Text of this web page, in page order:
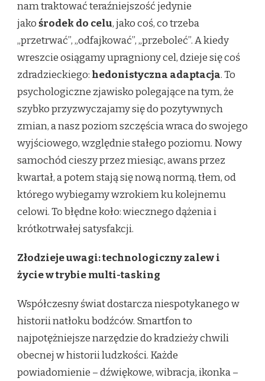
nam traktować teraźniejszość jedynie
jakośrodek do celu, jako coś, co trzeba
„przetrwać”, „odfajkować”, „przeboleć”. A kiedy
wreszcie osiągamy upragniony cel, dzieje się coś
zdradzieckiego: hedonistyczna adaptacja. To
psychologiczne zjawisko polegające na tym, że
szybko przyzwyczajamy się do pozytywnych
zmian, a nasz poziom szczęścia wraca do swojego
wyjściowego, względnie stałego poziomu. Nowy
samochód cieszy przez miesiąc, awans przez
kwartał, a potem stają się nową normą, tłem, od
którego wybiegamy wzrokiem ku kolejnemu
celowi. To błędne koło: wiecznego dążenia i
krótkotrwałej satysfakcji.
Złodzieje uwagi: technologiczny zalew i
życie w trybie multi-tasking
Współczesny świat dostarcza niespotykanego w
historii natłoku bodźców. Smartfon to
najpotężniejsze narzędzie do kradzieży chwili
obecnej w historii ludzkości. Każde
powiadomienie – dźwiękowe, wibracja, ikonka –